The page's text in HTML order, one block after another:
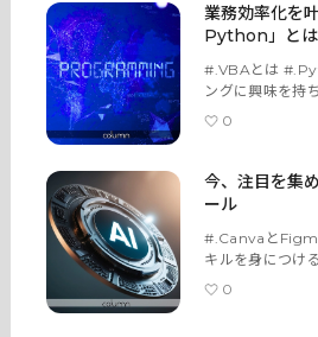
業務効率化を
Python」とは
#.VBAとは
ングに興味を持
0
今、注目を集
ール
#.Canvaと
キルを身につけ
0